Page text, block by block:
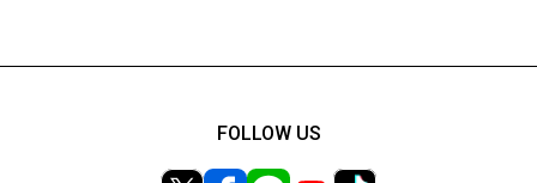
FOLLOW US